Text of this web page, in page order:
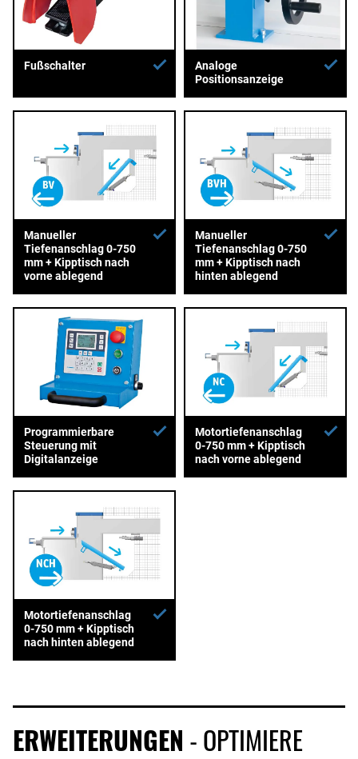
Fußschalter
Analoge
Positionsanzeige
Manueller
Tiefenanschlag 0-750
mm + Kipptisch nach
vorne ablegend
Manueller
Tiefenanschlag 0-750
mm + Kipptisch nach
hinten ablegend
Programmierbare
Steuerung mit
Digitalanzeige
Motortiefenanschlag
0-750 mm + Kipptisch
nach vorne ablegend
Motortiefenanschlag
0-750 mm + Kipptisch
nach hinten ablegend
ERWEITERUNGEN - OPTIMIERE